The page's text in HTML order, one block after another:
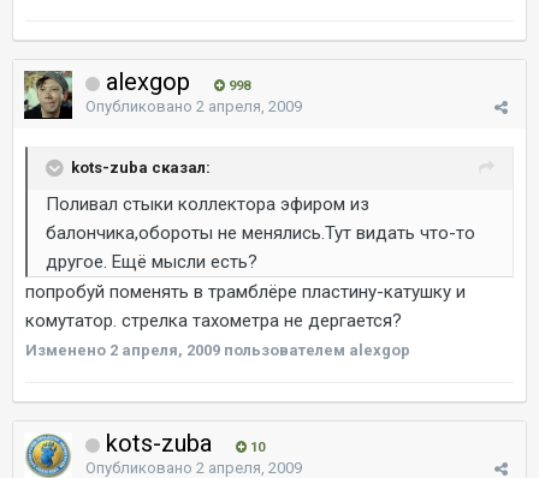
alexgop 998
Опубликовано 2 апреля, 2009
kots-zuba сказал:
Поливал стыки коллектора эфиром из
балончика,обороты не менялись.Тут видать что-то
другое. Ещё мысли есть?
попробуй поменять в трамблёре пластину-катушку и
комутатор. стрелка тахометра не дергается?
Изменено 2 апреля, 2009 пользователем alexgop
kots-zuba 10
Опубликовано 2 апреля, 2009